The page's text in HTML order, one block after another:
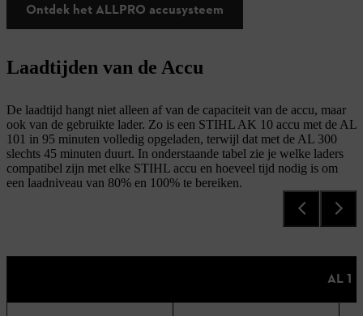
Ontdek het ALLPRO accusysteem
Laadtijden van de Accu
De laadtijd hangt niet alleen af van de capaciteit van de accu, maar
ook van de gebruikte lader. Zo is een STIHL AK 10 accu met de AL
101 in 95 minuten volledig opgeladen, terwijl dat met de AL 300
slechts 45 minuten duurt. In onderstaande tabel zie je welke laders
compatibel zijn met elke STIHL accu en hoeveel tijd nodig is om
een laadniveau van 80% en 100% te bereiken.
AL 1